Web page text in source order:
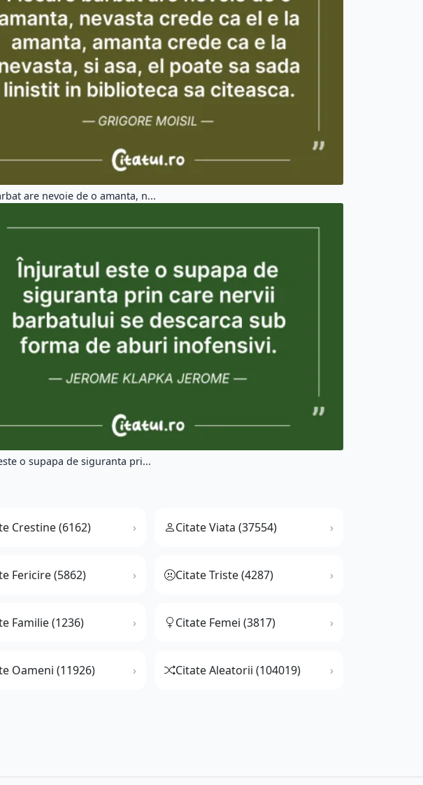
are nevoie de o amanta, n...
o supapa de siguranta pri...
Crestine (6162) Citate Viata (37554)
Fericire (5862) Citate Triste (4287)
Familie (1236) Citate Femei (3817)
Oameni (11926) Citate Aleatorii (104019)